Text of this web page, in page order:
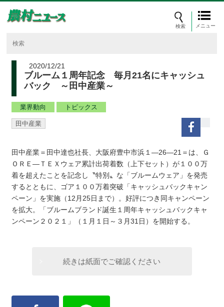
メニュー
2020/12/21
ブルーム１周年記念 毎月21名にキャッシュ
バック ～田中産業～
業界動向 トピックス
田中産業
田中産業＝田中達也社長、大阪府豊中市浜１―26―21＝は、Ｇ
ＯＲＥ―ＴＥＸウェア累計出荷着数（上下セット）が１００万
着を超えたことを記念し〝特別〟な「ブルームウェア」を発売
するとともに、ゴア１００万着突破「キャッシュバックキャン
ペーン」を実施（12月25日まで）。好評につき同キャンペーン
を拡大。「ブルームブランド誕生１周年キャッシュバックキャ
ンペーン２０２１」（１月１日～３月31日）を開始する。
続きは紙面でご確認ください